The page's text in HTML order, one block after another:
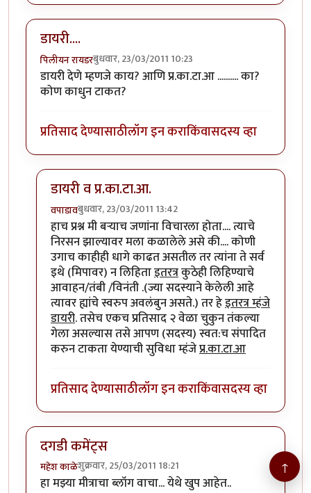
डायरी....
पिलीयन रायडरबुधवार, 23/03/2011 10:23
डायरी देणे म्हणजे काय? आणि प्र.का.टा.आ .......... का?
कोण काधुन टाकत?
प्रतिसाद देण्यासाठीलॉग इन कराकिंवासदस्य व्हा
डायरी व प्र.का.टा.आ.
वपाडावबुधवार, 23/03/2011 13:42
In reply toडायरी....byपिलीयन रायडर
हाच प्रश्न मी बर्‍याच जणांना विचारला होता.... त्याचे
निरसन झाल्यावर मला कळालेले असे की.... कोणी
उगाच काहीही धागे काढत असतील तर त्यांना ते सर्व
इथे (मिपावर) न लिहिताइतरत्रकुठेही लिहिण्याचे
आवाहन/तंबी /विनंती .(ज्या सदस्याने केलेली आहे
त्यावर ह्यांचे स्वरुप अवलंबुन असते.) तर हेइतरत्र म्हंजे
डायरी. तसेच एकच प्रतिसाद २ वेळा चुकुन तंकल्या
गेला असल्यास तसे आपण (सदस्य) स्वत:च संपादित
करुन टाकता येण्याची सुविधा म्हंजेप्र.का.टा.आ
प्रतिसाद देण्यासाठीलॉग इन कराकिंवासदस्य व्हा
दगडी कमेंट्स
महेश काळेशुक्रवार, 25/03/2011 18:21
हा मझ्या मीत्राचा ब्लॉग वाचा... येथे खुप आहेत..
↑